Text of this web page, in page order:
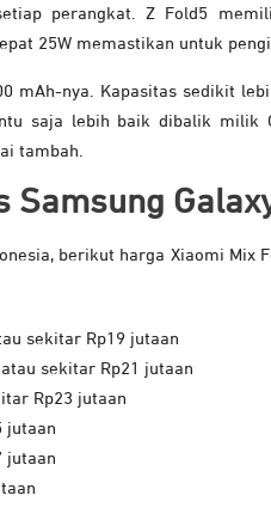
perangkat. Z Fold5
25W memastikan untuk
mAh-nya. Kapasitas sedikit
saja lebih baik dibalik milik
tambah.
Samsung
berikut harga Xiaomi Mix
sekitar Rp19 jutaan
atau sekitar Rp21 jutaan
Rp23 jutaan
jutaan
jutaan